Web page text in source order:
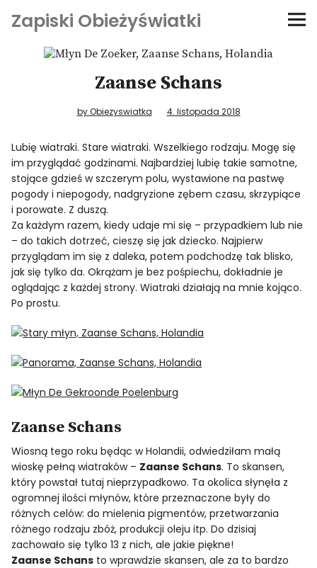
Zapiski Obieżyświatki
Podróże
Kultura i sztuka
O-fiszki
Niezwyczajne ściany
Dom na kółkach
Zaanse Schans
by Obiezyswiatka 4. listopada 2018
Lubię wiatraki. Stare wiatraki. Wszelkiego rodzaju. Mogę się
im przyglądać godzinami. Najbardziej lubię takie samotne,
stojące gdzieś w szczerym polu, wystawione na pastwę
pogody i niepogody, nadgryzione zębem czasu, skrzypiące
i porowate. Z duszą.
Za każdym razem, kiedy udaje mi się – przypadkiem lub nie
– do takich dotrzeć, cieszę się jak dziecko. Najpierw
przyglądam im się z daleka, potem podchodzę tak blisko,
jak się tylko da. Okrążam je bez pośpiechu, dokładnie je
oglądając z każdej strony. Wiatraki działają na mnie kojąco.
Po prostu.
Zaanse Schans
Wiosną tego roku będąc w Holandii, odwiedziłam małą
wioskę pełną wiatraków – Zaanse Schans. To skansen,
który powstał tutaj nieprzypadkowo. Ta okolica słynęła z
ogromnej ilości młynów, które przeznaczone były do
różnych celów: do mielenia pigmentów, przetwarzania
różnego rodzaju zbóż, produkcji oleju itp. Do dzisiaj
zachowało się tylko 13 z nich, ale jakie piękne!
Zaanse Schans to wprawdzie skansen, ale za to bardzo